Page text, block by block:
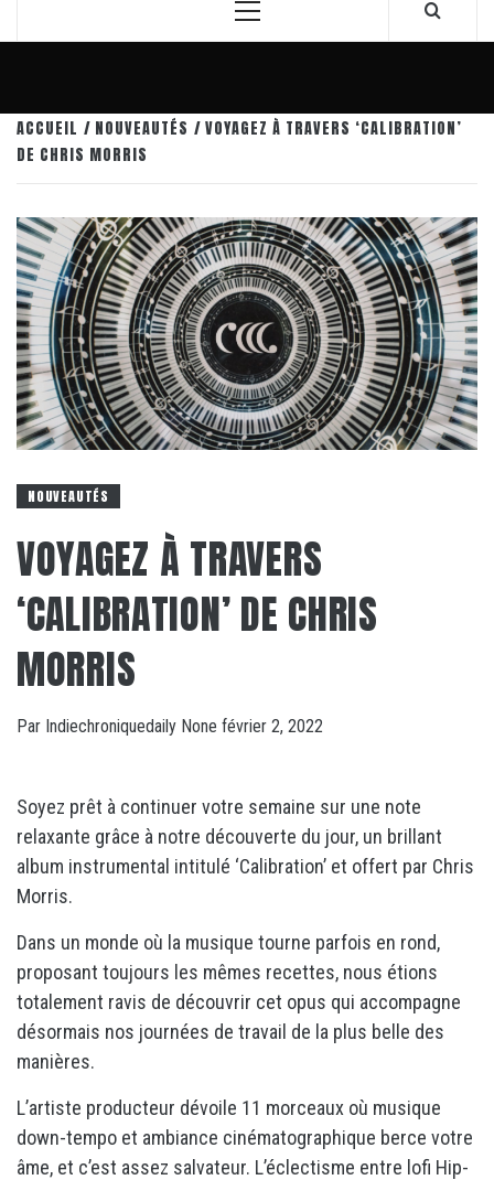
Menu
ACCUEIL NOUVEAUTÉS
VOYAGEZ À TRAVERS ‘CALIBRATION’
DE CHRIS MORRIS
NOUVEAUTÉS
VOYAGEZ À TRAVERS
‘CALIBRATION’ DE CHRIS
MORRIS
Par Indiechroniquedaily None février 2, 2022
Soyez prêt à continuer votre semaine sur une note
relaxante grâce à notre découverte du jour, un brillant
album instrumental intitulé ‘Calibration’ et offert par Chris
Morris.
Dans un monde où la musique tourne parfois en rond,
proposant toujours les mêmes recettes, nous étions
totalement ravis de découvrir cet opus qui accompagne
désormais nos journées de travail de la plus belle des
manières.
L’artiste producteur dévoile 11 morceaux où musique
down-tempo et ambiance cinématographique berce votre
âme, et c’est assez salvateur. L’éclectisme entre lofi Hip-